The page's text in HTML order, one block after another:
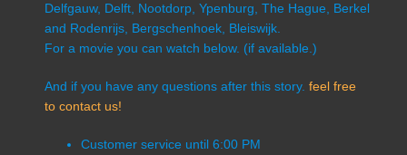
Delfgauw, Delft, Nootdorp, Ypenburg, The Hague, Berkel
and Rodenrijs, Bergschenhoek, Bleiswijk.
For a movie you can watch below. (if available.)
And if you have any questions after this story. feel free
to contact us!
Customer service until 6:00 PM